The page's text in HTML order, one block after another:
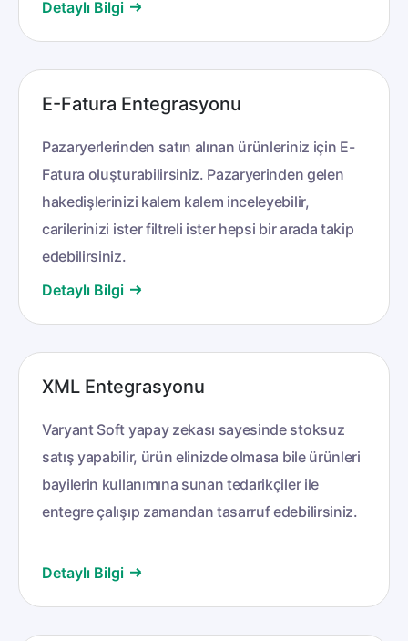
Detaylı Bilgi
E-Fatura Entegrasyonu
Pazaryerlerinden satın alınan ürünleriniz için E-
Fatura oluşturabilirsiniz. Pazaryerinden gelen
hakedişlerinizi kalem kalem inceleyebilir,
carilerinizi ister filtreli ister hepsi bir arada takip
edebilirsiniz.
Detaylı Bilgi
XML Entegrasyonu
Varyant Soft yapay zekası sayesinde stoksuz
satış yapabilir, ürün elinizde olmasa bile ürünleri
bayilerin kullanımına sunan tedarikçiler ile
entegre çalışıp zamandan tasarruf edebilirsiniz.
Detaylı Bilgi